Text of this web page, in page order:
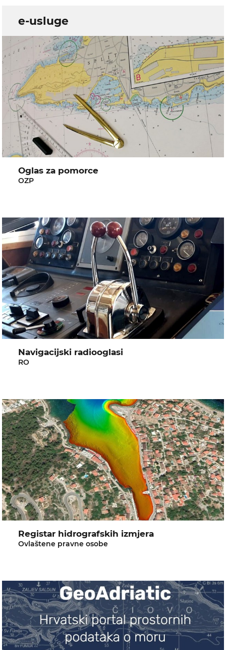
e-usluge
Oglas za pomorce
OZP
Navigacijski radiooglasi
RO
Registar hidrografskih izmjera
Ovlaštene pravne osobe